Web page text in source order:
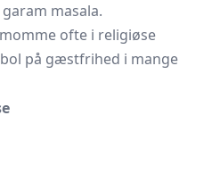
masala.
ofte i religiøse
på gæstfrihed i mange